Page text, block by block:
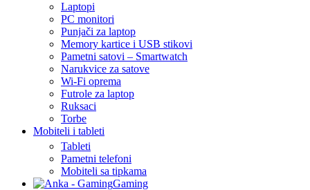
Laptopi
PC monitori
Punjači za laptop
Memory kartice i USB stikovi
Pametni satovi – Smartwatch
Narukvice za satove
Wi-Fi oprema
Futrole za laptop
Ruksaci
Torbe
Mobiteli i tableti
Tableti
Pametni telefoni
Mobiteli sa tipkama
Gaming